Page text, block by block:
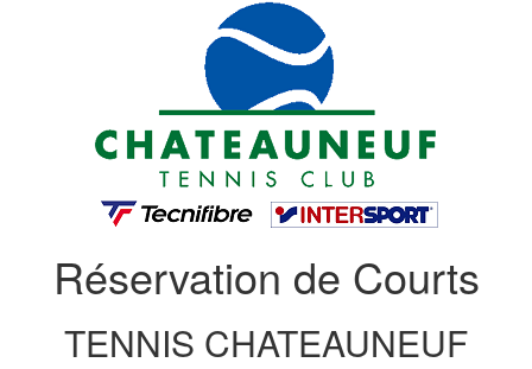
Réservation de Courts
TENNIS CHATEAUNEUF